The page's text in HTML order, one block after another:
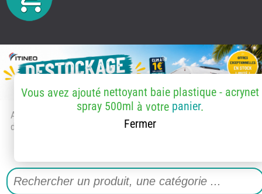
Accueil
> Accessoires et pièces
détachées
Vous avez ajouté nettoyant baie plastique - acrynet
spray 500ml à votre panier.
Fermer